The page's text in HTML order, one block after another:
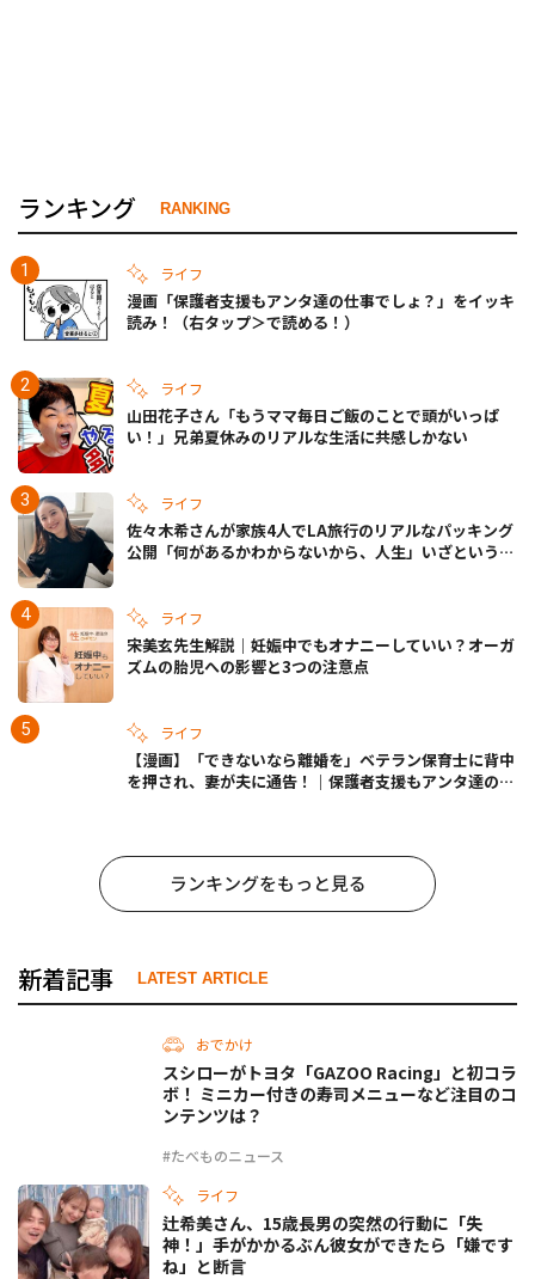
ランキング RANKING
ライフ
漫画「保護者支援もアンタ達の仕事でしょ？」をイッキ
読み！（右タップ＞で読める！）
ライフ
山田花子さん「もうママ毎日ご飯のことで頭がいっぱ
い！」兄弟夏休みのリアルな生活に共感しかない
ライフ
佐々木希さんが家族4人でLA旅行のリアルなパッキング
公開「何があるかわからないから、人生」いざというと
ライフ
宋美玄先生解説｜妊娠中でもオナニーしていい？オーガ
ズムの胎児への影響と3つの注意点
ライフ
【漫画】「できないなら離婚を」ベテラン保育士に背中
を押され、妻が夫に通告！｜保護者支援もアンタ達の仕
ランキングをもっと見る
新着記事 LATEST ARTICLE
おでかけ
#たべものニュース
スシローがトヨタ「GAZOO Racing」と初コラ
ボ！ ミニカー付きの寿司メニューなど注目のコ
ンテンツは？
ライフ
辻希美さん、15歳長男の突然の行動に「失
神！」手がかかるぶん彼女ができたら「嫌です
ね」と断言